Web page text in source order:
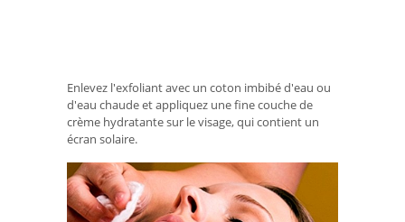
Enlevez l'exfoliant avec un coton imbibé d'eau ou
d'eau chaude et appliquez une fine couche de
crème hydratante sur le visage, qui contient un
écran solaire.